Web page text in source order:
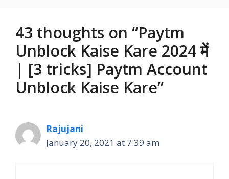
43 thoughts on “Paytm
Unblock Kaise Kare 2024 में
| [3 tricks] Paytm Account
Unblock Kaise Kare”
Rajujani
January 20, 2021 at 7:39 am